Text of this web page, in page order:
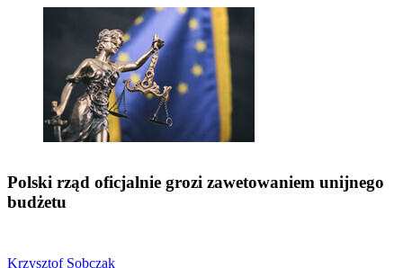
Polski rząd oficjalnie grozi zawetowaniem unijnego
budżetu
Krzysztof Sobczak